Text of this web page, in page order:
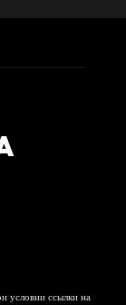
условии ссылки на